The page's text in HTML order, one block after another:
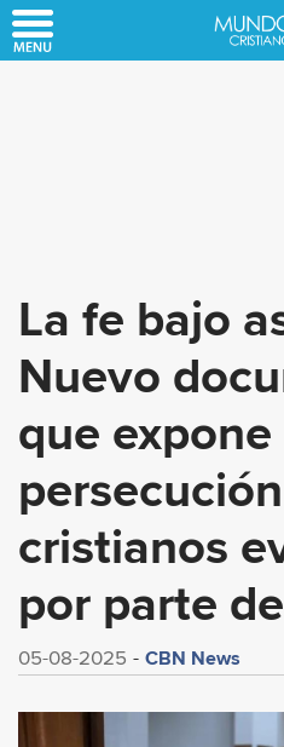
to
La fe bajo
Nuevo
que
cristianos
por parte
05-08-2025 CBN News